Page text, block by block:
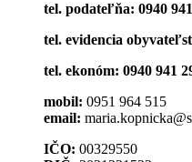
tel. podateľňa: 0940
tel. evidencia
tel. ekonóm: 0940 941
mobil: 0951 964 515
email:
IČO: 00329550